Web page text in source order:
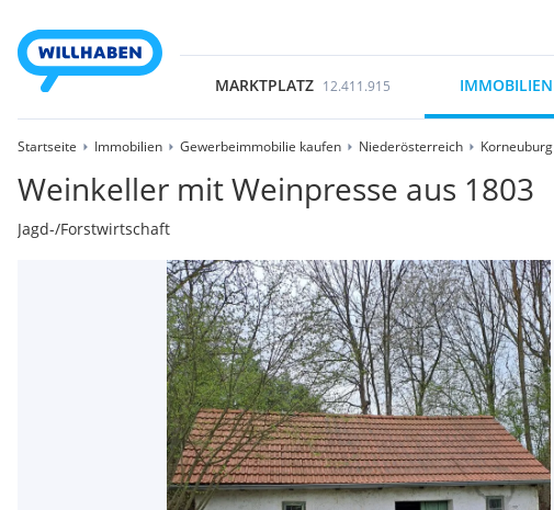
MARKTPLATZ 12.411.915 IMMOBILIEN
Startseite Immobilien Gewerbeimmobilie kaufen Niederösterreich Korneuburg
Weinkeller mit Weinpresse aus 1803
Jagd-/Forstwirtschaft